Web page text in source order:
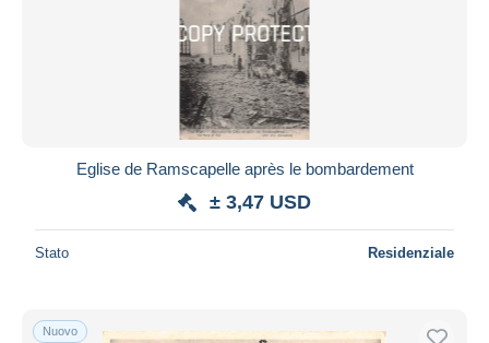
Eglise de Ramscapelle après le bombardement
± 3,47 USD
Stato Residenziale
Nuovo